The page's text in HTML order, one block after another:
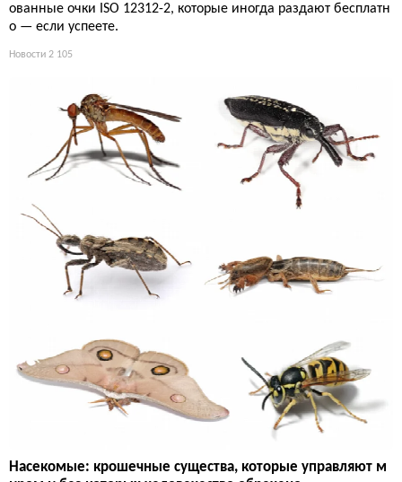
ованные очки ISO 12312-2, которые иногда раздают бесплатн
о — если успеете.
Новости 2 105
Насекомые: крошечные существа, которые управляют м